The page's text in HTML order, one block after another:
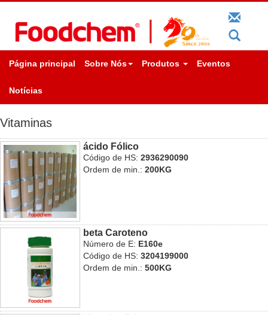
Página principal Sobre Nós Produtos Eventos
Notícias
Vitaminas
ácido Fólico
Código de HS:2936290090
Ordem de min.:200KG
beta Caroteno
Número de E: E160e
Código de HS:3204199000
Ordem de min.:500KG